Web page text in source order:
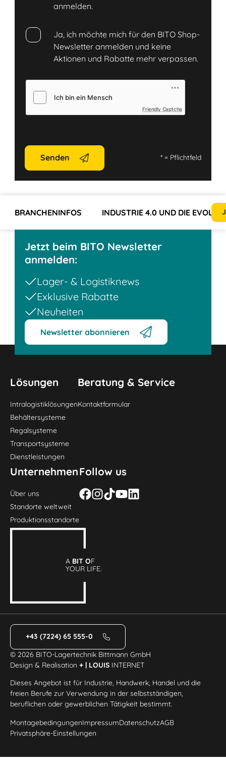
anmelden.
Ja, ich möchte mich für den BITO Shop-
Newsletter anmelden und keine
Aktionen und Rabatte mehr verpassen.
Friendly Captcha
Senden *= Pflichtfeld
BRANCHENINFOS INDUSTRIE 4.0 UND DIE
Jetzt beim BITO Newsletter
anmelden:
Lager- & Logistiknews
Exklusive Rabatte
Neuheiten
Newsletter abonnieren
Lösungen
Intralogistiklösungen
Behältersysteme
Regalsysteme
Transportsysteme
Dienstleistungen
Beratung & Service
Kontaktformular
Unternehmen
Über uns
Standorte weltweit
Produktionsstandorte
Follow us
A BIT OF
YOUR LIFE.
+43 (7224) 65 555-0
© 2026 BITO-Lagertechnik Bittmann GmbH
Design & Realisation+ | LOUIS INTERNET
Dieses Angebot ist für Industrie, Handwerk, Handel und die
freien Berufe zur Verwendung in der selbstständigen,
beruflichen oder gewerblichen Tätigkeit bestimmt.
MontagebedingungenImpressumDatenschutzAGB
Privatsphäre-Einstellungen